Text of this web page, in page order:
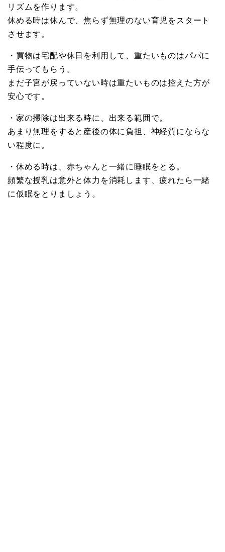
リズムを作ります。
休める時は休んで、焦らず無理のない育児をスタート
させます。
・買物は宅配や休日を利用して、重たいものはパパに
手伝ってもらう。
まだ子宮が戻っていない時は重たいものは控えた方が
安心です。
・家の掃除は出来る時に、出来る範囲で。
あまり無理をすると産後の体に負担、神経質にならな
い程度に。
・休める時は、赤ちゃんと一緒に睡眠をとる。
頻繁な授乳は意外と体力を消耗します、疲れたら一緒
に仮眠をとりましょう。